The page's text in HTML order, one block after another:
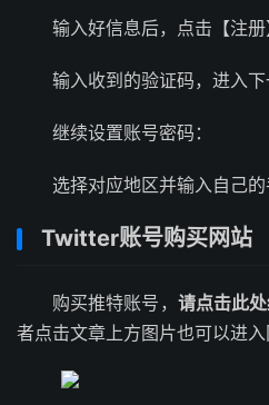
输入好信息后，点击【注册
输入收到的验证码，进入下
继续设置账号密码：
选择对应地区并输入自己
Twitter账号购买网站
购买推特账号， 请点击此
者点击文章上方图片也可以进入